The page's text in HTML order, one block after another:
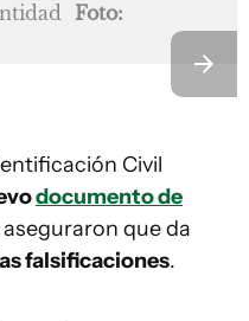
Foto:
Civil
documento de
que da
falsificaciones.